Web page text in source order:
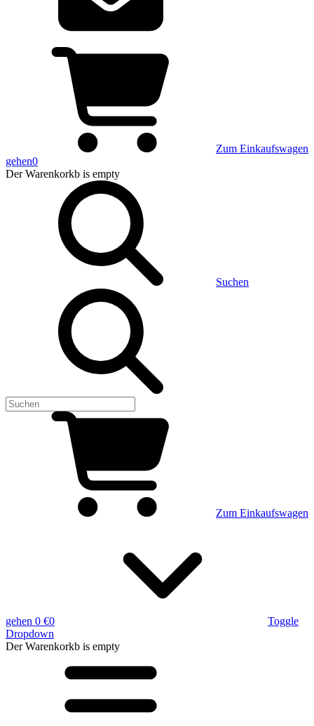
Zum Einkaufswagen
gehen0
Der Warenkorkb is empty
Suchen
Zum Einkaufswagen
gehen 0 €0
Toggle
Dropdown
Der Warenkorkb is empty